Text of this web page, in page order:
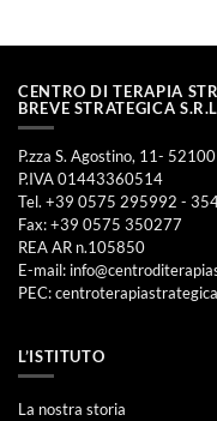
CENTRO DI TERAPIA
BREVE STRATEGICA
P.zza S. Agostino, 11-
P.IVA 01443360514
Tel. +39 0575 295992 -
Fax: +39 0575 350277
REA AR n.105850
E-mail:
PEC:
L’ISTITUTO
La nostra storia